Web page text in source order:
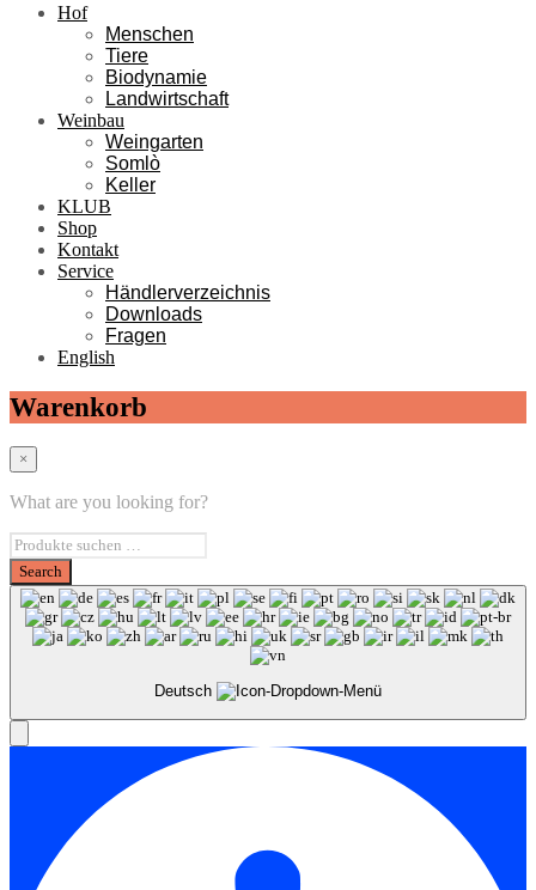
Hof
Menschen
Tiere
Biodynamie
Landwirtschaft
Weinbau
Weingarten
Somlò
Keller
KLUB
Shop
Kontakt
Service
Händlerverzeichnis
Downloads
Fragen
English
Warenkorb
×
What are you looking for?
Deutsch